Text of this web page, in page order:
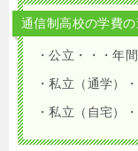
通信制高校の学費
・公立・・・年
・私立（通学）
・私立（自宅）